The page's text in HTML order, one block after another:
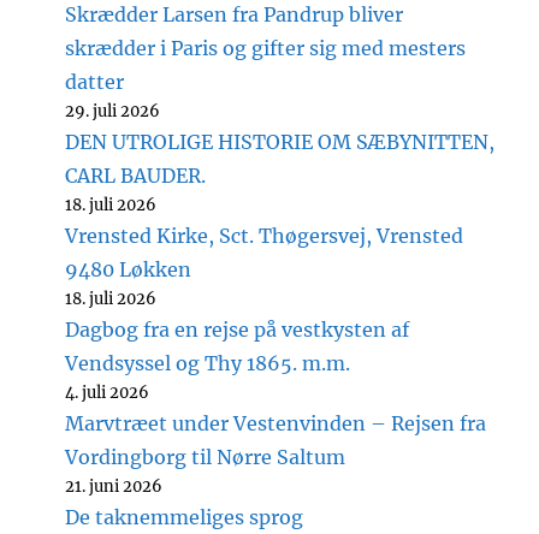
Skrædder Larsen fra Pandrup bliver
skrædder i Paris og gifter sig med mesters
datter
29. juli 2026
DEN UTROLIGE HISTORIE OM SÆBYNITTEN,
CARL BAUDER.
18. juli 2026
Vrensted Kirke, Sct. Thøgersvej, Vrensted
9480 Løkken
18. juli 2026
Dagbog fra en rejse på vestkysten af
Vendsyssel og Thy 1865. m.m.
4. juli 2026
Marvtræet under Vestenvinden – Rejsen fra
Vordingborg til Nørre Saltum
21. juni 2026
De taknemmeliges sprog